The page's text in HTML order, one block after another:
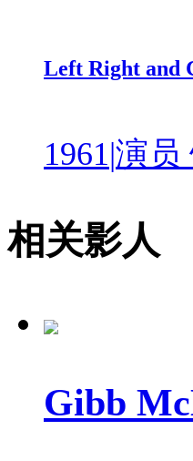
Left Right and
1961|演员
相关影人
Gibb